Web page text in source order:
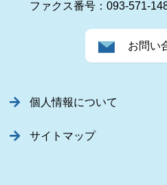
ファクス番号：093-571-
お問い
個人情報について
サイトマップ